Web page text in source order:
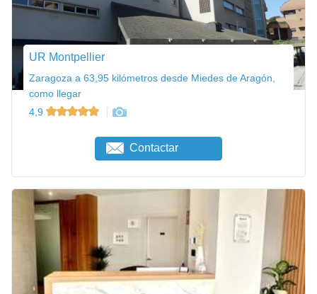
UR Montpellier
Zaragoza a 63,95 kilómetros desde Miedes de Aragón,
como llegar
4,9
Contactar